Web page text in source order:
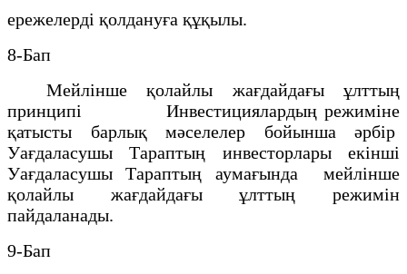
ережелердi қолдануға құқылы.
8-Бап
Мейлінше қолайлы жағдайдағы ұлттың
принципі Инвестициялардың режимiне
қатысты барлық мәселелер бойынша әрбiр
Уағдаласушы Тараптың инвесторлары екiншi
Уағдаласушы Тараптың аумағында мейлiнше
қолайлы жағдайдағы ұлттың режимiн
пайдаланады.
9-Бап